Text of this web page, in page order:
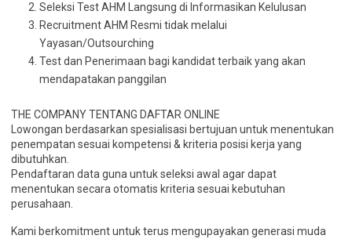
Seleksi Test AHM Langsung di Informasikan Kelulusan
Recruitment AHM Resmi tidak melalui
Yayasan/Outsourching
Test dan Penerimaan bagi kandidat terbaik yang akan
mendapatakan panggilan
THE COMPANY TENTANG DAFTAR ONLINE
Lowongan berdasarkan spesialisasi bertujuan untuk menentukan
penempatan sesuai kompetensi & kriteria posisi kerja yang
dibutuhkan.
Pendaftaran data guna untuk seleksi awal agar dapat
menentukan secara otomatis kriteria sesuai kebutuhan
perusahaan.
Kami berkomitment untuk terus mengupayakan generasi muda